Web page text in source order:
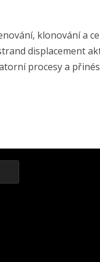
klonování a
displacement
procesy a